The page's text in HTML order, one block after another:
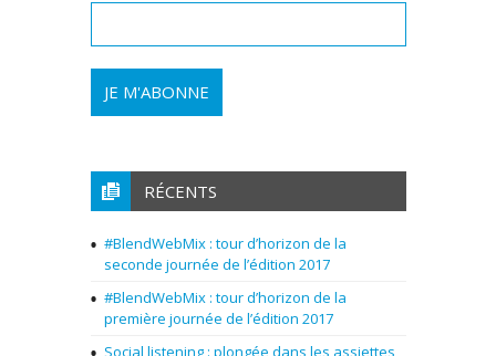
RÉCENTS
#BlendWebMix : tour d’horizon de la
seconde journée de l’édition 2017
#BlendWebMix : tour d’horizon de la
première journée de l’édition 2017
Social listening : plongée dans les assiettes